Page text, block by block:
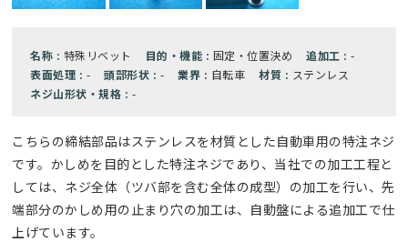
名称 : 特殊リベット 目的・機能 : 固定・位置決め 追加工 :-
表面処理 : - 頭部形状 : - 業界 : 自転車 材質 : ステンレス
ネジ山形状・規格 : -
こちらの締結部品はステンレスを材質とした自動車用の特注ネジ
です。かしめを目的とした特注ネジであり、当社での加工工程と
しては、ネジ全体（ツバ部を含む全体の成型）の加工を行い、先
端部分のかしめ用の止まり穴の加工は、自動盤による追加工で仕
上げています。